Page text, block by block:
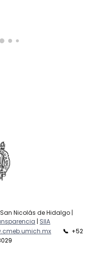
Nicolás de Hidalgo |
| SIIA
📞 +52